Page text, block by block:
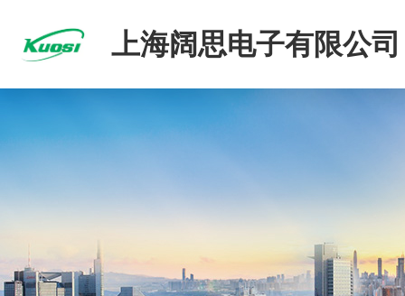
上海阔思电子有限公司